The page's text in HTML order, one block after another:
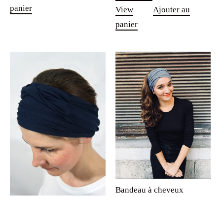
panier
View
Ajouter au
panier
Bandeau à cheveux